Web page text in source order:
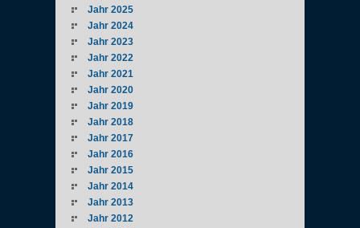
Jahr 2025
Jahr 2024
Jahr 2023
Jahr 2022
Jahr 2021
Jahr 2020
Jahr 2019
Jahr 2018
Jahr 2017
Jahr 2016
Jahr 2015
Jahr 2014
Jahr 2013
Jahr 2012